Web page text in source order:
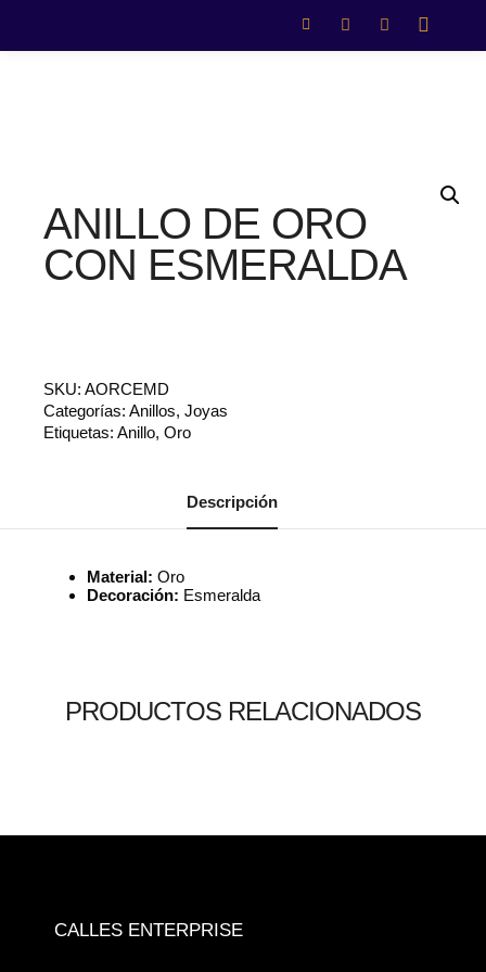
ANILLO DE ORO
CON ESMERALDA
SKU: AORCEMD
Categorías: Anillos, Joyas
Etiquetas: Anillo, Oro
Descripción
Material: Oro
Decoración: Esmeralda
PRODUCTOS RELACIONADOS
CALLES ENTERPRISE